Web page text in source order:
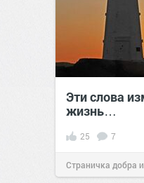
Эти слова
жизнь…
25 7
Страничка добра